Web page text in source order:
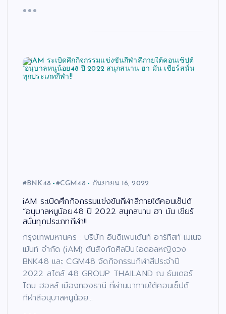
#BNK48 #CGM48 กันยายน 16, 2022
iAM ระเบิดศึกกิจกรรมแข่งขันกีฬาสีภายใต้คอนเซ็ปต์
“อนุบาลหนูน้อย48 ปี 2022 สนุกสนาน ฮา มัน เชียร์
สนั่นทุกประเภทกีฬา!!
กรุงเทพมหานคร : บริษัท อินดิเพนเด้นท์ อาร์ทิสท์ เมเนจ
เม้นท์ จำกัด (iAM) ต้นสังกัดศิลปินไอดอลหญิงวง
BNK48 และ CGM48 จัดกิจกรรมกีฬาสีประจำปี
2022 สไตล์ 48 GROUP THAILAND ณ ธันเดอร์
โดม ฮอลล์ เมืองทองธานี ที่ผ่านมาภายใต้คอนเซ็ปต์
กีฬาสีอนุบาลหนูน้อย…